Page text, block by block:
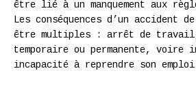
être lié à un manquement aux
Les conséquences d’un accident
être multiples : arrêt de
temporaire ou permanente,
incapacité à reprendre son